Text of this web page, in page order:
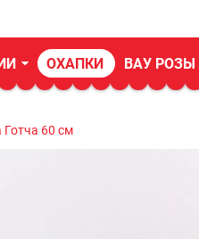
ОХАПКИ ВАУ РОЗЫ
Готча 60 см